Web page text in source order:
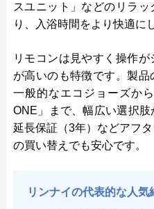
スユニット」などのリラ
り、入浴時間をより快適に
リモコンは見やすく操作
が高いのも特徴です。製品
一般的なエコジョーズか
ONE」まで、幅広い選択
延長保証（3年）などアフ
の買い替えでも安心です。
リンナイの代表的な人気